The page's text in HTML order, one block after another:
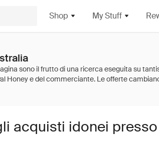
Shop My Stuff
acquisti idonei presso